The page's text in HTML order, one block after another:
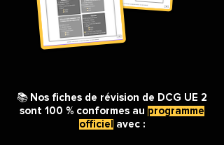
📚 Nos fiches de révision de DCG UE 2
sont 100 % conformes au programme
officiel
avec :